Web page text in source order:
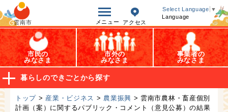
雲南市 メニュー アクセス
Select Language ▼
Language
オープンデータ
市民の
みなさま
市外の
みなさま
事業者の
みなさま
暮らしのできごとから探す
トップ > 産業・ビジネス > 農業振興 > 雲南市農林・畜産個別
計画（案）に関するパブリック・コメント（意見公募）の結果